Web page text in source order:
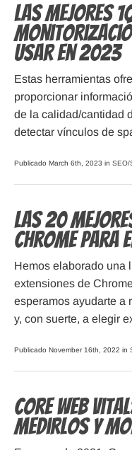
Las Mejores
usar en 2023
Estas herramientas
proporcionar
de la calidad/cantidad
detectar vínculos de
Publicado March 6th, 2023 in SEO/
Las 20
Chrome para
Hemos elaborado una
extensiones de
esperamos ayudarte a
y, con suerte, a elegir
Publicado November 16th, 2022 in
Core Web
Medirlos y